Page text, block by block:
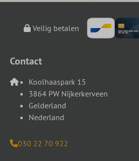
Veilig betalen
Contact
Koolhaaspark 15
3864 PW Nijkerkerveen
Gelderland
Nederland
030 22 70 922